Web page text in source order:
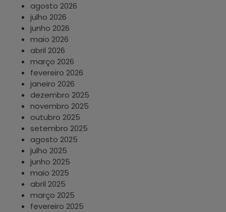
agosto 2026
julho 2026
junho 2026
maio 2026
abril 2026
março 2026
fevereiro 2026
janeiro 2026
dezembro 2025
novembro 2025
outubro 2025
setembro 2025
agosto 2025
julho 2025
junho 2025
maio 2025
abril 2025
março 2025
fevereiro 2025